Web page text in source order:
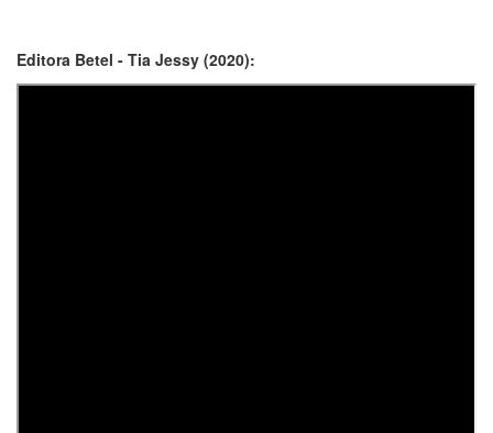
Editora Betel - Tia Jessy (2020):